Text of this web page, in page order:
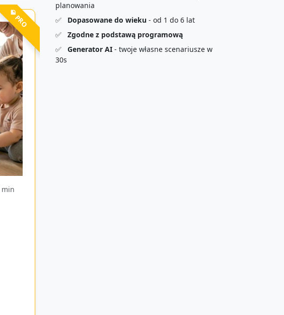
💎 PRO
min
planowania
✅
Dopasowane do wieku - od 1 do 6 lat
✅
Zgodne z podstawą programową
✅
Generator AI - twoje własne scenariusze w
30s